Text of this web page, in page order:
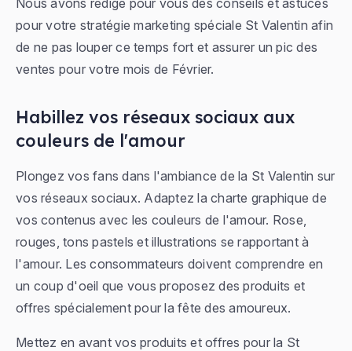
pour votre stratégie marketing spéciale St Valentin afin
de ne pas louper ce temps fort et assurer un pic des
ventes pour votre mois de Février.
Habillez vos réseaux sociaux aux
couleurs de l'amour
Plongez vos fans dans l'ambiance de la St Valentin sur
vos réseaux sociaux. Adaptez la charte graphique de
vos contenus avec les couleurs de l'amour. Rose,
rouges, tons pastels et illustrations se rapportant à
l'amour. Les consommateurs doivent comprendre en
un coup d'oeil que vous proposez des produits et
offres spécialement pour la fête des amoureux.
Mettez en avant vos produits et offres pour la St